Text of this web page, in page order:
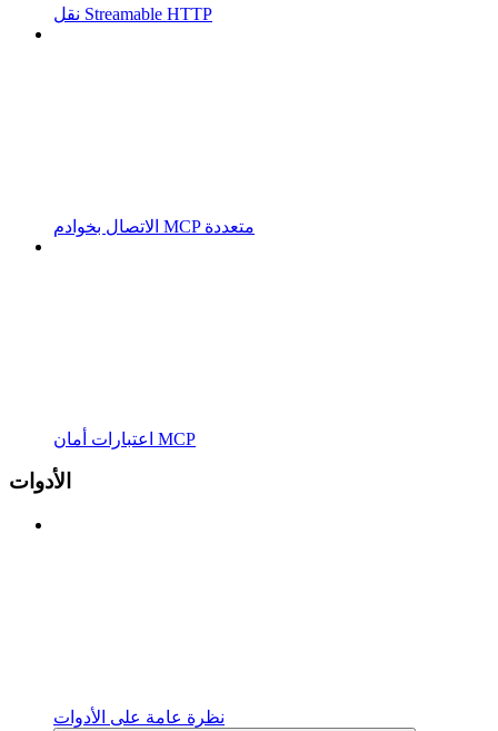
نقل Streamable HTTP
الاتصال بخوادم MCP متعددة
اعتبارات أمان MCP
الأدوات
نظرة عامة على الأدوات